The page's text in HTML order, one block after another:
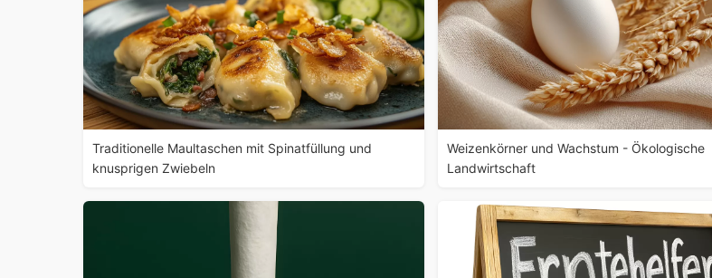
Traditionelle Maultaschen mit Spinatfüllung und
knusprigen Zwiebeln
Weizenkörner und Wachstum - Ökologische
Landwirtschaft